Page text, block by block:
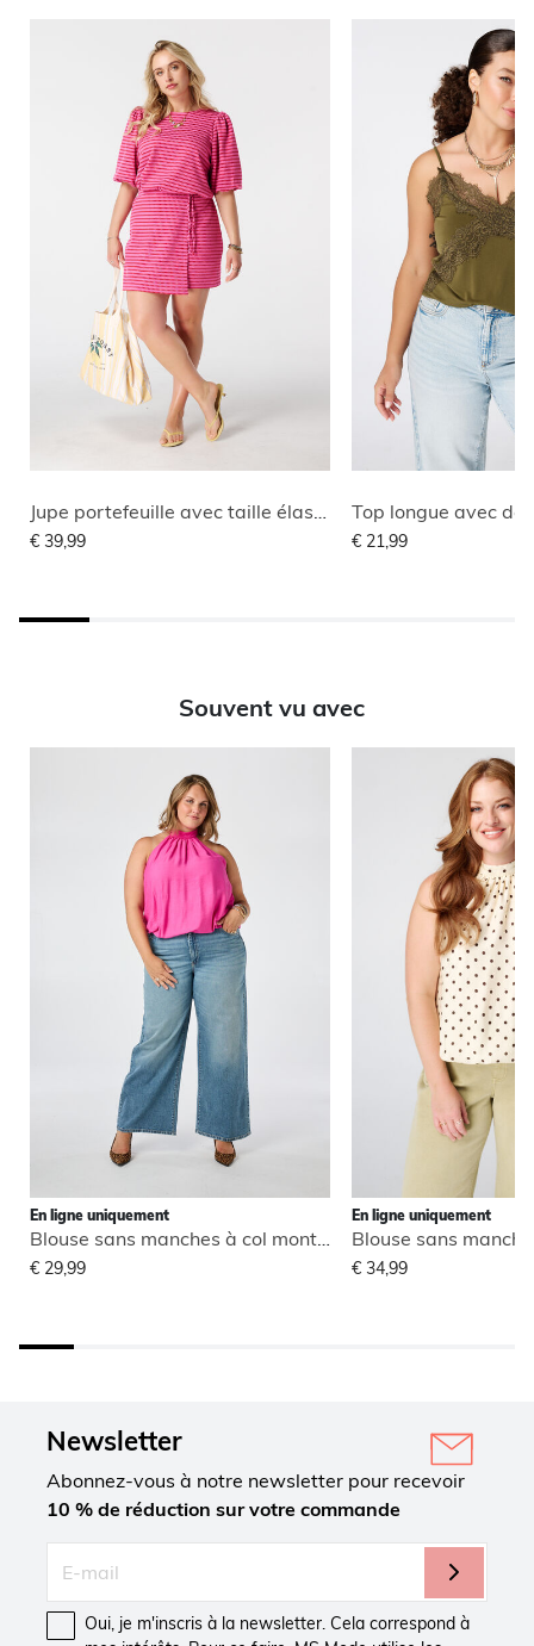
€ 39,99
Top longue avec
€ 21,99
Souvent vu avec
En ligne uniquement
Blouse sans manches à col montant
€ 29,99
En ligne uniquement
€ 34,99
Newsletter
Abonnez-vous à notre newsletter pour recevoir
10 % de réduction sur votre commande
Oui, je m'inscris à la newsletter. Cela correspond à